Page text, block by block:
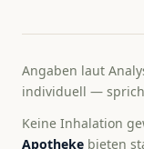
Angaben laut
individuell —
Keine Inhalation
Apotheke bieten